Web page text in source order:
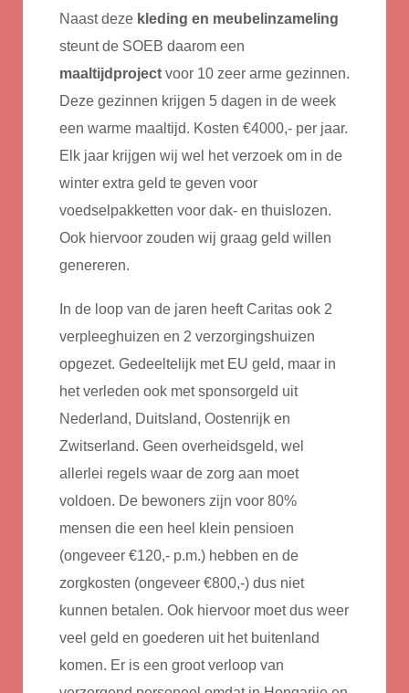
Naast deze kleding en meubelinzameling
steunt de SOEB daarom een
maaltijdprojectvoor 10 zeer arme gezinnen.
Deze gezinnen krijgen 5 dagen in de week
een warme maaltijd. Kosten €4000,- per jaar.
Elk jaar krijgen wij wel het verzoek om in de
winter extra geld te geven voor
voedselpakketten voor dak- en thuislozen.
Ook hiervoor zouden wij graag geld willen
genereren.
In de loop van de jaren heeft Caritas ook 2
verpleeghuizen en 2 verzorgingshuizen
opgezet. Gedeeltelijk met EU geld, maar in
het verleden ook met sponsorgeld uit
Nederland, Duitsland, Oostenrijk en
Zwitserland. Geen overheidsgeld, wel
allerlei regels waar de zorg aan moet
voldoen. De bewoners zijn voor 80%
mensen die een heel klein pensioen
(ongeveer €120,- p.m.) hebben en de
zorgkosten (ongeveer €800,-) dus niet
kunnen betalen. Ook hiervoor moet dus weer
veel geld en goederen uit het buitenland
komen. Er is een groot verloop van